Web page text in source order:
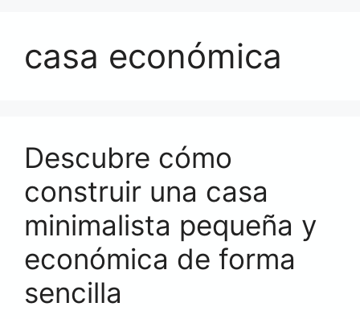
casa económica
Descubre cómo
construir una casa
minimalista pequeña y
económica de forma
sencilla